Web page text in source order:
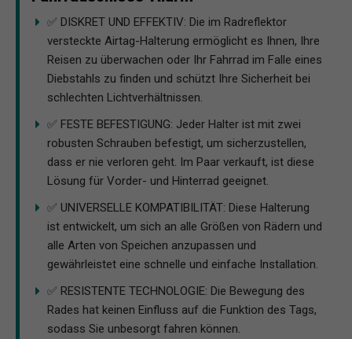
✅ DISKRET UND EFFEKTIV: Die im Radreflektor
versteckte Airtag-Halterung ermöglicht es Ihnen, Ihre
Reisen zu überwachen oder Ihr Fahrrad im Falle eines
Diebstahls zu finden und schützt Ihre Sicherheit bei
schlechten Lichtverhältnissen.
✅ FESTE BEFESTIGUNG: Jeder Halter ist mit zwei
robusten Schrauben befestigt, um sicherzustellen,
dass er nie verloren geht. Im Paar verkauft, ist diese
Lösung für Vorder- und Hinterrad geeignet.
✅ UNIVERSELLE KOMPATIBILITÄT: Diese Halterung
ist entwickelt, um sich an alle Größen von Rädern und
alle Arten von Speichen anzupassen und
gewährleistet eine schnelle und einfache Installation.
✅ RESISTENTE TECHNOLOGIE: Die Bewegung des
Rades hat keinen Einfluss auf die Funktion des Tags,
sodass Sie unbesorgt fahren können.